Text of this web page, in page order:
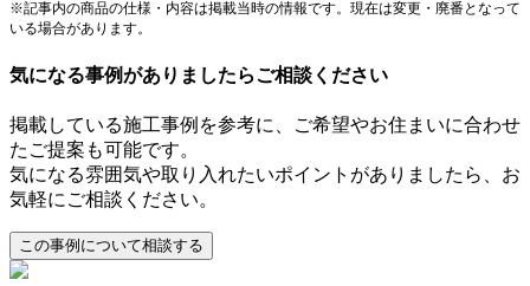
※記事内の商品の仕様・内容は掲載当時の情報です。現在は変更・廃番となって
いる場合があります。
気になる事例がありましたらご相談ください
掲載している施工事例を参考に、ご希望やお住まいに合わせ
たご提案も可能です。
気になる雰囲気や取り入れたいポイントがありましたら、お
気軽にご相談ください。